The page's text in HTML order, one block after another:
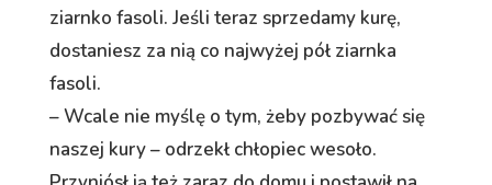
ziarnko fasoli. Jeśli teraz sprzedamy kurę,
dostaniesz za nią co najwyżej pół ziarnka
fasoli.
– Wcale nie myślę o tym, żeby pozbywać się
naszej kury – odrzekł chłopiec wesoło.